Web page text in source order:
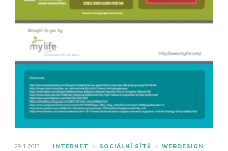
29. 1. 2013 INTERNET SOCIÁLNÍ SÍTĚ WEBDESIGN